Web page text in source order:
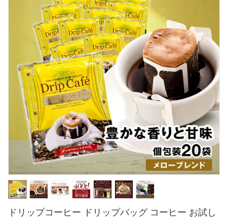
ドリップコーヒー ドリップバッグ コーヒー お試し